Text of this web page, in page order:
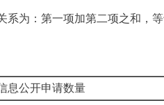
系为：第一项加第二项之和，
息公开申请数量